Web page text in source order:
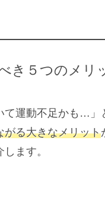
き５つのメリ
て運動不足かも…」
がる大きなメリット
ます。